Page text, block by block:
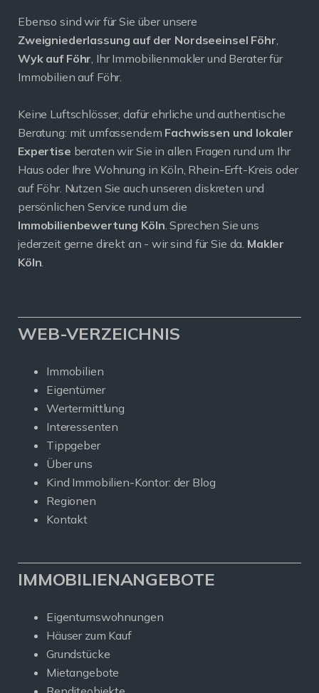
Ebenso sind wir für Sie über unsere
Zweigniederlassung auf der Nordseeinsel Föhr,
Wyk auf Föhr, Ihr Immobilienmakler und Berater für
Immobilien auf Föhr.
Keine Luftschlösser, dafür ehrliche und authentische
Beratung: mit umfassendem Fachwissen und lokaler
Expertise beraten wir Sie in allen Fragen rund um Ihr
Haus oder Ihre Wohnung in Köln, Rhein-Erft-Kreis oder
auf Föhr. Nutzen Sie auch unseren diskreten und
persönlichen Service rund um die
Immobilienbewertung Köln. Sprechen Sie uns
jederzeit gerne direkt an - wir sind für Sie da. Makler
Köln.
WEB-VERZEICHNIS
Immobilien
Eigentümer
Wertermittlung
Interessenten
Tippgeber
Über uns
Kind Immobilien-Kontor: der Blog
Regionen
Kontakt
IMMOBILIENANGEBOTE
Eigentumswohnungen
Häuser zum Kauf
Grundstücke
Mietangebote